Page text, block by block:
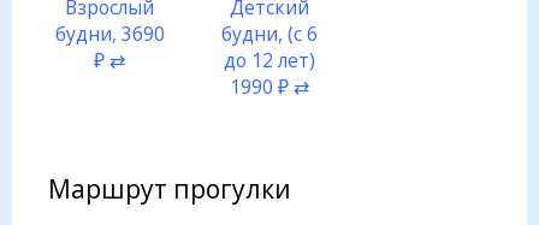
Взрослый
будни, 3690
₽ ⇄
Детский
будни, (с 6
до 12 лет)
1990 ₽ ⇄
Маршрут прогулки